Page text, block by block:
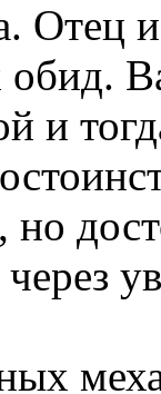
Отец
обид.
и